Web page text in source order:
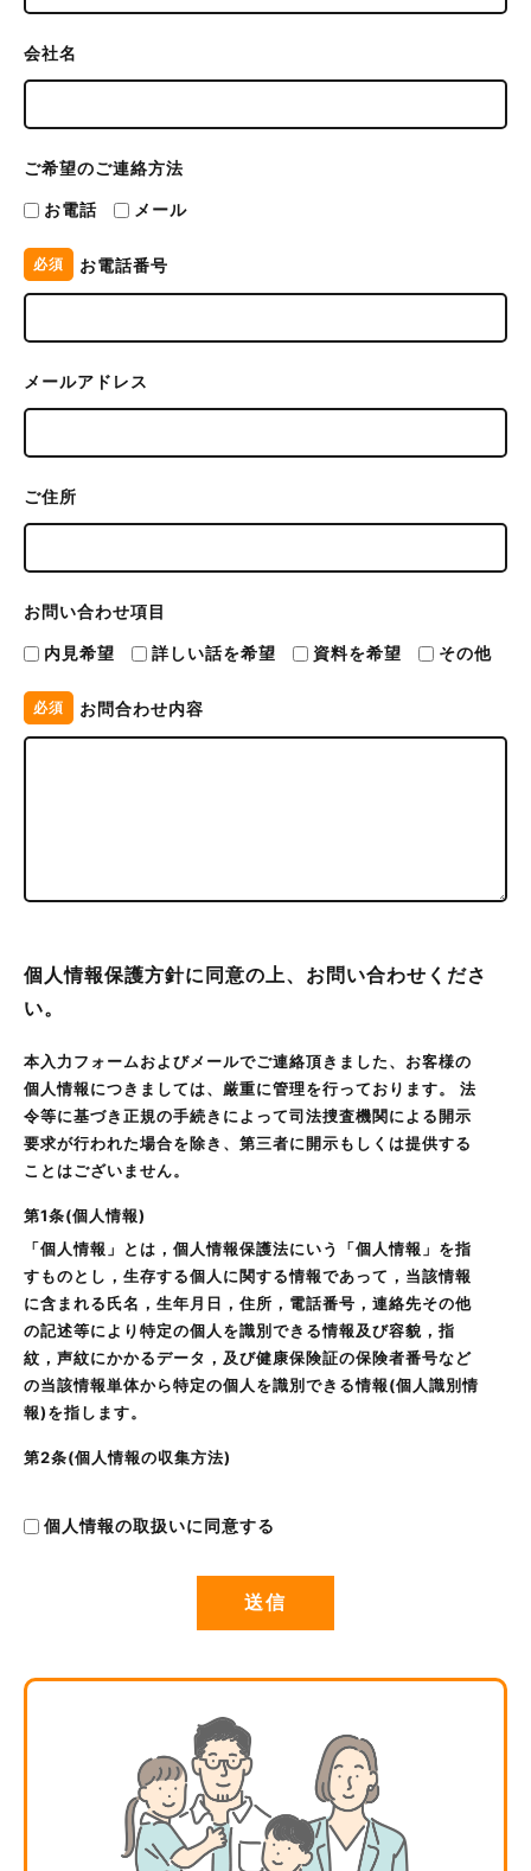
会社名
ご希望のご連絡方法
お電話 メール
必須 お電話番号
メールアドレス
ご住所
お問い合わせ項目
内見希望 詳しい話を希望 資料を希望 その他
必須 お問合わせ内容
個人情報保護方針に同意の上、お問い合わせくださ
い。
本入力フォームおよびメールでご連絡頂きました、お客様の
個人情報につきましては、厳重に管理を行っております。 法
令等に基づき正規の手続きによって司法捜査機関による開示
要求が行われた場合を除き、第三者に開示もしくは提供する
ことはございません。
第1条(個人情報)
「個人情報」とは，個人情報保護法にいう「個人情報」を指
すものとし，生存する個人に関する情報であって，当該情報
に含まれる氏名，生年月日，住所，電話番号，連絡先その他
の記述等により特定の個人を識別できる情報及び容貌，指
紋，声紋にかかるデータ，及び健康保険証の保険者番号など
の当該情報単体から特定の個人を識別できる情報(個人識別情
報)を指します。
第2条(個人情報の収集方法)
所，電話番号，メールアドレス，銀行口座番号，クレジット
とがあります。また，ユーザーと提携先などとの間でなされ
たユーザーの個人情報を含む取引記録や決済に関する情報を,
当社の提携先(情報提供元，広告主，広告配信先などを含みま
ります。
第3条(個人情報を収集・利用する目的)
当社が個人情報を収集・利用する目的は，以下のとおりで
当社サービスの提供・運営のため
ユーザーからのお問い合わせに回答するため(本人確認を行う
個人情報の取扱いに同意する